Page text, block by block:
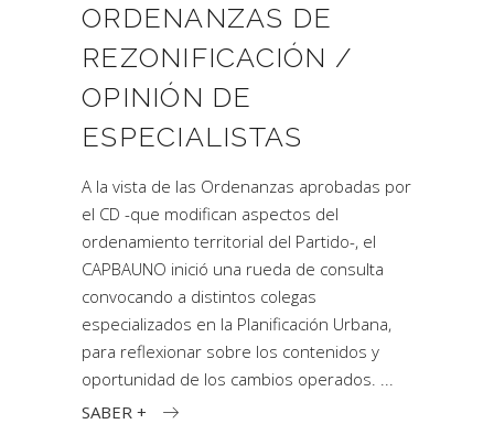
ORDENANZAS DE
REZONIFICACIÓN /
OPINIÓN DE
ESPECIALISTAS
A la vista de las Ordenanzas aprobadas por
el CD -que modifican aspectos del
ordenamiento territorial del Partido-, el
CAPBAUNO inició una rueda de consulta
convocando a distintos colegas
especializados en la Planificación Urbana,
para reflexionar sobre los contenidos y
oportunidad de los cambios operados.
SABER +